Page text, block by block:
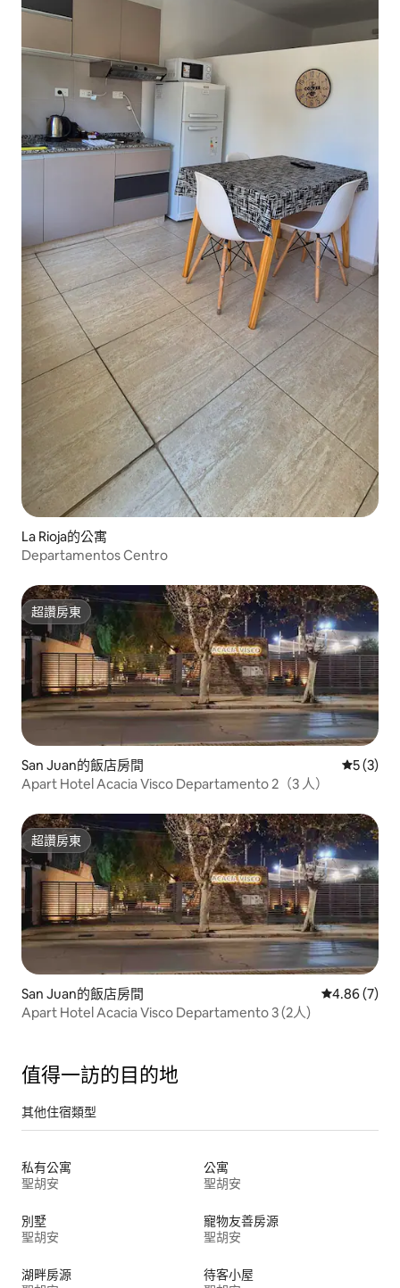
La Rioja的公寓
Departamentos Centro
超讚房東
超讚房東
San Juan的飯店房間 從 3 則評
5 (3)
Apart Hotel Acacia Visco Departamento 2（3 人）
超讚房東
超讚房東
San Juan的飯店房間 從 7 則評價
4.86 (7)
Apart Hotel Acacia Visco Departamento 3 (2人)
值得一訪的目的地
其他住宿類型
私有公寓
聖胡安
公寓
聖胡安
別墅
聖胡安
寵物友善房源
聖胡安
湖畔房源
待客小屋